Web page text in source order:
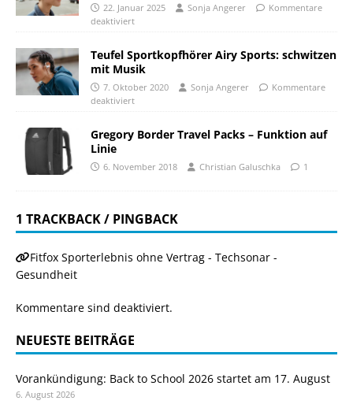
22. Januar 2025 Sonja Angerer
Kommentare
deaktiviert
Teufel Sportkopfhörer Airy Sports: schwitzen
mit Musik
7. Oktober 2020 Sonja Angerer
Kommentare
deaktiviert
Gregory Border Travel Packs – Funktion auf
Linie
6. November 2018 Christian Galuschka 1
1 TRACKBACK / PINGBACK
Fitfox Sporterlebnis ohne Vertrag - Techsonar -
Gesundheit
Kommentare sind deaktiviert.
NEUESTE BEITRÄGE
Vorankündigung: Back to School 2026 startet am 17. August
6. August 2026